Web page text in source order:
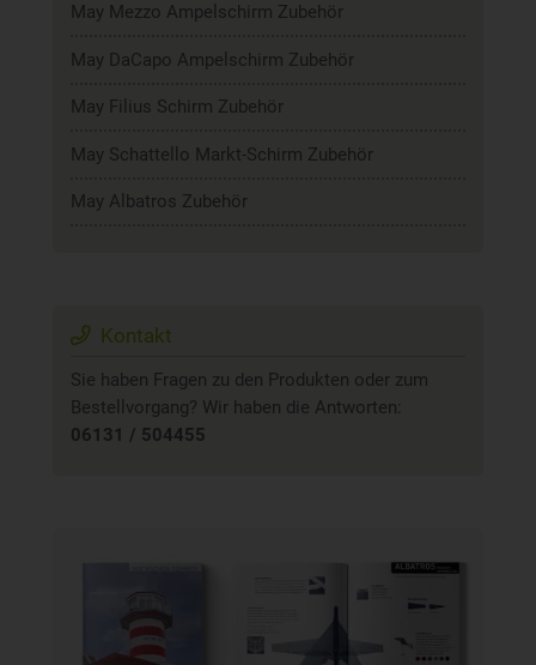
May Mezzo Ampelschirm Zubehör
May DaCapo Ampelschirm Zubehör
May Filius Schirm Zubehör
May Schattello Markt-Schirm Zubehör
May Albatros Zubehör
Kontakt
Sie haben Fragen zu den Produkten oder zum
Bestellvorgang? Wir haben die Antworten:
06131 / 504455